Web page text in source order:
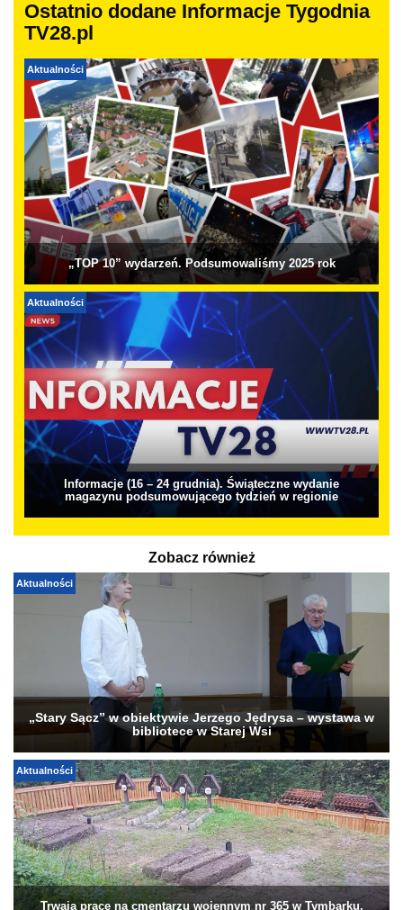
Ostatnio dodane Informacje Tygodnia
TV28.pl
Aktualności
„TOP 10” wydarzeń. Podsumowaliśmy 2025 rok
Aktualności
Informacje (16 – 24 grudnia). Świąteczne wydanie
magazynu podsumowującego tydzień w regionie
Zobacz również
Aktualności
„Stary Sącz” w obiektywie Jerzego Jędrysa – wystawa w
bibliotece w Starej Wsi
Aktualności